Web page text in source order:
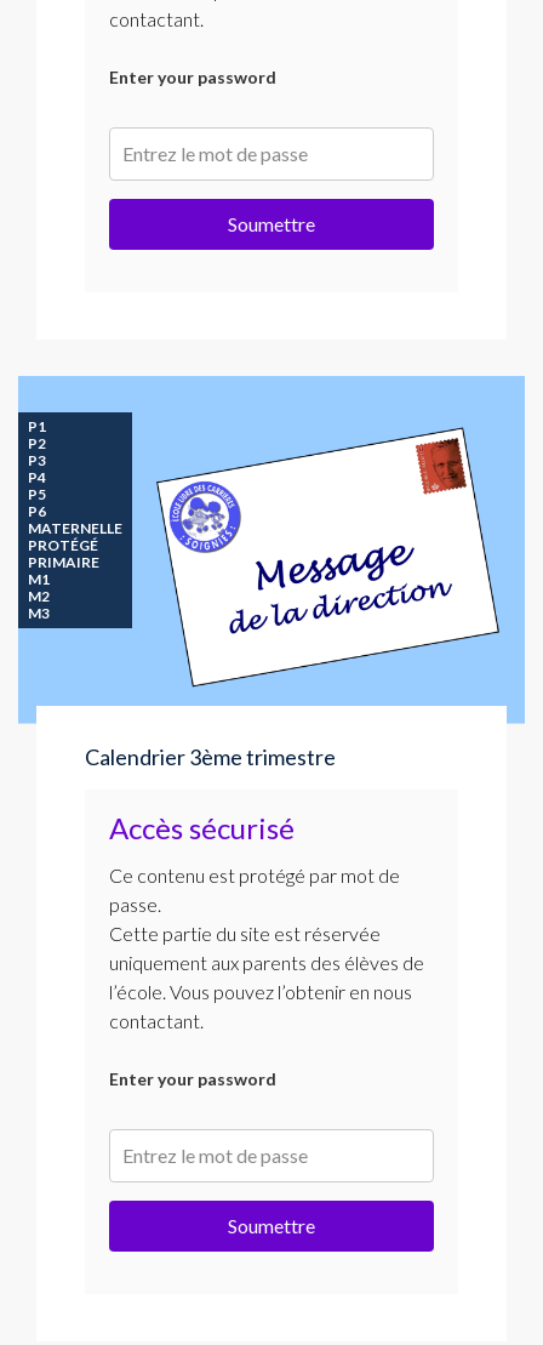
contactant.
Enter your password
Soumettre
P1
P2
P3
P4
P5
P6
MATERNELLE
PROTÉGÉ
PRIMAIRE
M1
M2
M3
Calendrier 3ème trimestre
Accès sécurisé
Ce contenu est protégé par mot de
passe.
Cette partie du site est réservée
uniquement aux parents des élèves de
l’école. Vous pouvez l’obtenir en nous
contactant.
Enter your password
Soumettre